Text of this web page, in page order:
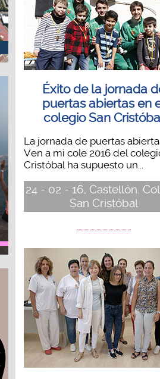
Éxito de la jornada
puertas abiertas en
colegio San
La jornada de puertas
Ven a mi cole 2016 del
Cristóbal ha supuesto un...
24 - 02 - 16, Castellón.
San Cristóbal